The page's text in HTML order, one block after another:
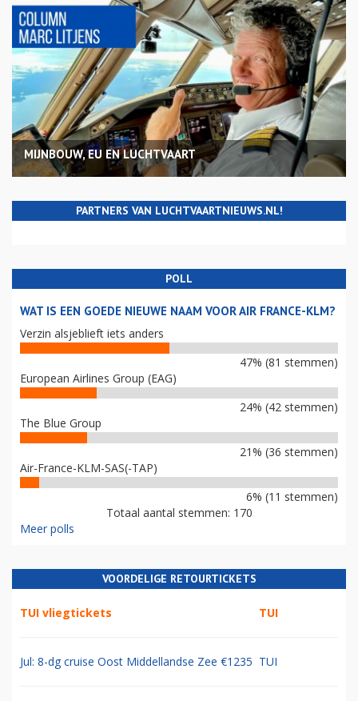
MIJNBOUW, EU EN LUCHTVAART
PARTNERS VAN LUCHTVAARTNIEUWS.NL!
POLL
WAT IS EEN GOEDE NIEUWE NAAM VOOR AIR FRANCE-KLM?
Verzin alsjeblieft iets anders
47% (81 stemmen)
European Airlines Group (EAG)
24% (42 stemmen)
The Blue Group
21% (36 stemmen)
Air-France-KLM-SAS(-TAP)
6% (11 stemmen)
Totaal aantal stemmen: 170
Meer polls
VOORDELIGE RETOURTICKETS
TUI vliegtickets TUI
Jul: 8-dg cruise Oost Middellandse Zee €1235 TUI